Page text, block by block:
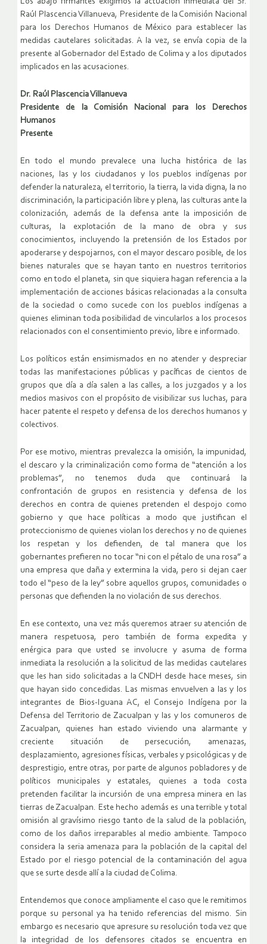
Raúl Plascencia Villanueva, Presidente de la Comisión Nacional
para los Derechos Humanos de México para establecer las
medidas cautelares solicitadas. A la vez, se envía copia de la
presente al Gobernador del Estado de Colima y a los diputados
implicados en las acusaciones.
Dr. Raúl Plascencia Villanueva
Presidente de la Comisión Nacional para los Derechos
Humanos
Presente
En todo el mundo prevalece una lucha histórica de las
naciones, las y los ciudadanos y los pueblos indígenas por
defender la naturaleza, el territorio, la tierra, la vida digna, la no
discriminación, la participación libre y plena, las culturas ante la
colonización, además de la defensa ante la imposición de
culturas, la explotación de la mano de obra y sus
conocimientos, incluyendo la pretensión de los Estados por
apoderarse y despojarnos, con el mayor descaro posible, de los
bienes naturales que se hayan tanto en nuestros territorios
como en todo el planeta, sin que siquiera hagan referencia a la
implementación de acciones básicas relacionadas a la consulta
de la sociedad o como sucede con los pueblos indígenas a
quienes eliminan toda posibilidad de vincularlos a los procesos
relacionados con el consentimiento previo, libre e informado.
Los políticos están ensimismados en no atender y despreciar
todas las manifestaciones públicas y pacíficas de cientos de
grupos que día a día salen a las calles, a los juzgados y a los
medios masivos con el propósito de visibilizar sus luchas, para
hacer patente el respeto y defensa de los derechos humanos y
colectivos.
Por ese motivo, mientras prevalezca la omisión, la impunidad,
el descaro y la criminalización como forma de “atención a los
problemas”, no tenemos duda que continuará la
confrontación de grupos en resistencia y defensa de los
derechos en contra de quienes pretenden el despojo como
gobierno y que hace políticas a modo que justifican el
proteccionismo de quienes violan los derechos y no de quienes
los respetan y los defienden, de tal manera que los
gobernantes prefieren no tocar “ni con el pétalo de una rosa” a
una empresa que daña y extermina la vida, pero si dejan caer
todo el “peso de la ley” sobre aquellos grupos, comunidades o
personas que defienden la no violación de sus derechos.
En ese contexto, una vez más queremos atraer su atención de
manera respetuosa, pero también de forma expedita y
enérgica para que usted se involucre y asuma de forma
inmediata la resolución a la solicitud de las medidas cautelares
que les han sido solicitadas a la CNDH desde hace meses, sin
que hayan sido concedidas. Las mismas envuelven a las y los
integrantes de Bios-Iguana AC, el Consejo Indígena por la
Defensa del Territorio de Zacualpan y las y los comuneros de
Zacualpan, quienes han estado viviendo una alarmante y
creciente situación de persecución, amenazas,
desplazamiento, agresiones físicas, verbales y psicológicas y de
desprestigio, entre otras, por parte de algunos pobladores y de
políticos municipales y estatales, quienes a toda costa
pretenden facilitar la incursión de una empresa minera en las
tierras de Zacualpan. Este hecho además es una terrible y total
omisión al gravísimo riesgo tanto de la salud de la población,
como de los daños irreparables al medio ambiente. Tampoco
considera la seria amenaza para la población de la capital del
Estado por el riesgo potencial de la contaminación del agua
que se surte desde allí a la ciudad de Colima.
Entendemos que conoce ampliamente el caso que le remitimos
porque su personal ya ha tenido referencias del mismo. Sin
embargo es necesario que apresure su resolución toda vez que
la integridad de los defensores citados se encuentra en